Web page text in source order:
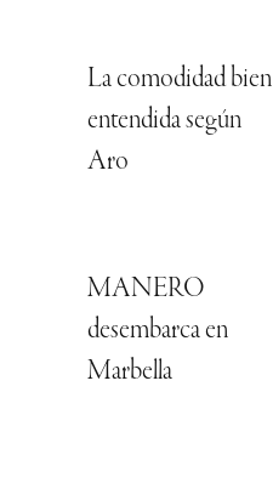
La comodidad bien
entendida según
Aro
MANERO
desembarca en
Marbella